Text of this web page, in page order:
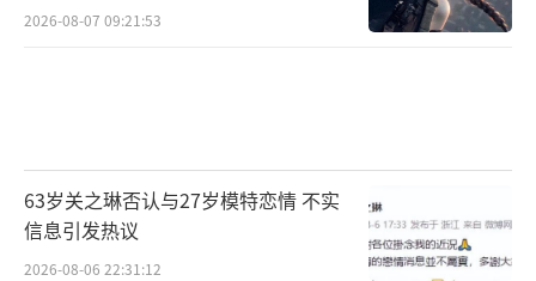
2026-08-07 09:21:53
63岁关之琳否认与27岁模特恋情 不实
信息引发热议
2026-08-06 22:31:12